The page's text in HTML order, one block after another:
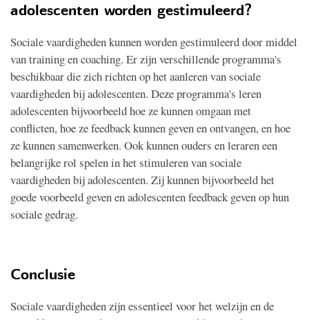
adolescenten worden gestimuleerd?
Sociale vaardigheden kunnen worden gestimuleerd door middel
van training en coaching. Er zijn verschillende programma's
beschikbaar die zich richten op het aanleren van sociale
vaardigheden bij adolescenten. Deze programma's leren
adolescenten bijvoorbeeld hoe ze kunnen omgaan met
conflicten, hoe ze feedback kunnen geven en ontvangen, en hoe
ze kunnen samenwerken. Ook kunnen ouders en leraren een
belangrijke rol spelen in het stimuleren van sociale
vaardigheden bij adolescenten. Zij kunnen bijvoorbeeld het
goede voorbeeld geven en adolescenten feedback geven op hun
sociale gedrag.
Conclusie
Sociale vaardigheden zijn essentieel voor het welzijn en de